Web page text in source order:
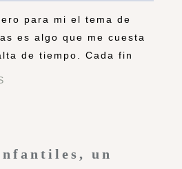
para mi el tema de
es algo que me cuesta
de tiempo. Cada fin
un